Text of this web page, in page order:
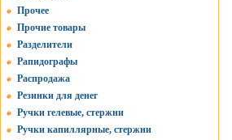
Прочее
Прочие товары
Разделители
Рапидографы
Распродажа
Резинки для денег
Ручки гелевые, стержни
Ручки капиллярные, стержни